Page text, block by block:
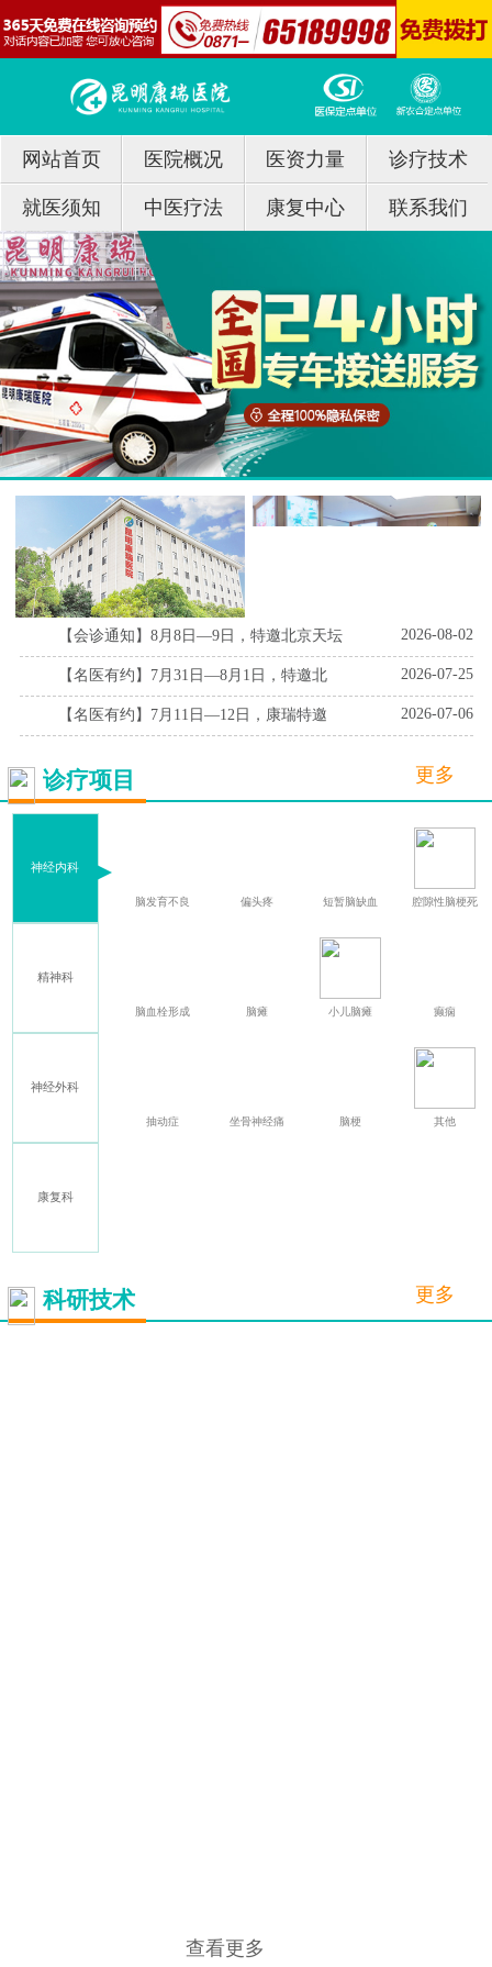
网站首页 医院概况 医资力量 诊疗技术
就医须知 中医疗法 康复中心 联系我们
【会诊通知】8月8日—9日，特邀北京天坛 2026-08-02
【名医有约】7月31日—8月1日，特邀北 2026-07-25
【名医有约】7月11日—12日，康瑞特邀 2026-07-06
诊疗项目 更多
神经内科
精神科
神经外科
康复科
脑发育不良 偏头疼 短暂脑缺血 腔隙性脑梗死
脑血栓形成 脑瘫 小儿脑瘫 癫痫
抽动症 坐骨神经痛 脑梗 其他
科研技术 更多
查看更多